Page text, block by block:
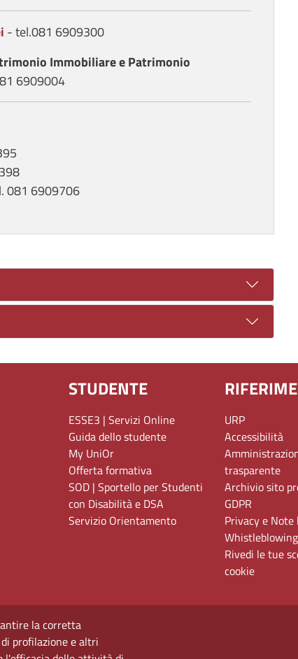
- tel.081 6909300
Immobiliare e Patrimonio
6909004
081 6909706
la corretta
profilazione e altri
STUDENTE
ESSE3 | Servizi Online
Guida dello studente
My UniOr
Offerta formativa
SOD | Sportello per Studenti
con Disabilità e DSA
Servizio Orientamento
URP
Accessibilità
trasparente
Archivio sito
GDPR
Privacy e Note
Whistleblowing
Rivedi le tue
cookie